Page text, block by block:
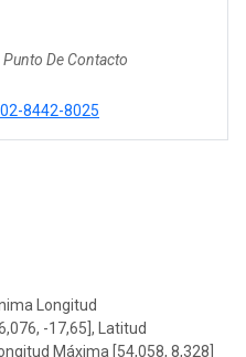
Punto De Contacto
8442-8025
Longitud
-17,65], Latitud
Máxima [54,058, 8,328]